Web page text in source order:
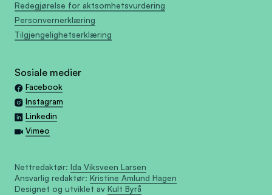
Redegjørelse for aktsomhetsvurdering
Personvernerklæring
Tilgjengelighetserklæring
Sosiale medier
Facebook
Instagram
Linkedin
Vimeo
Nettredaktør: Ida Viksveen Larsen
Ansvarlig redaktør: Kristine Amlund Hagen
Designet og utviklet av Kult Byrå